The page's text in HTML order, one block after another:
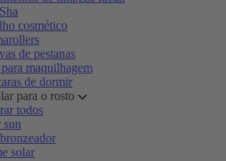
cosmético
de pestanas
maquilhagem
de dormir
para o rosto
todos
sun
solar